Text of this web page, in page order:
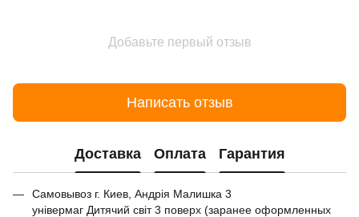
Добавьте первый отзыв
Написать отзыв
Доставка Оплата Гарантия
Самовывоз г. Киев, Андрія Малишка 3
універмаг Дитячий світ 3 поверх (заранее оформленных